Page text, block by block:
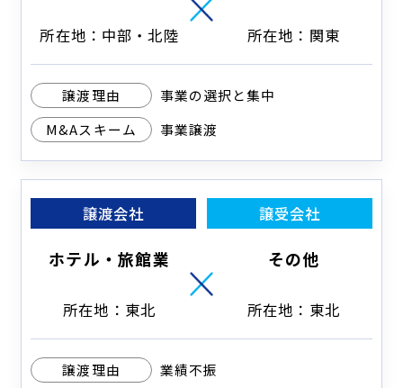
所在地：中部・北陸 所在地：関東
譲渡理由
事業の選択と集中
M&Aスキーム
事業譲渡
譲渡会社
ホテル・旅館業
所在地：東北
譲受会社
その他
所在地：東北
譲渡理由
業績不振